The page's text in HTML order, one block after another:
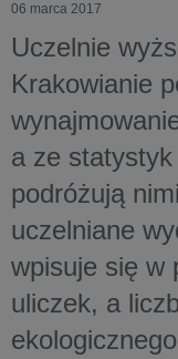
06 marca 2017
Uczelnie
Krakowianie
a ze
podróżują
uczelniane
wpisuje się w
uliczek, a